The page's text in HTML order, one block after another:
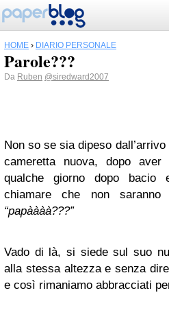
HOME › DIARIO PERSONALE
Parole???
Da Ruben @siredward2007
Non so se sia dipeso
cameretta nuova, dopo
qualche giorno dopo bacio
chiamare che non saranno
“papàààà???”
Vado di là, si siede sul suo
alla stessa altezza e senza
e così rimaniamo abbracciati